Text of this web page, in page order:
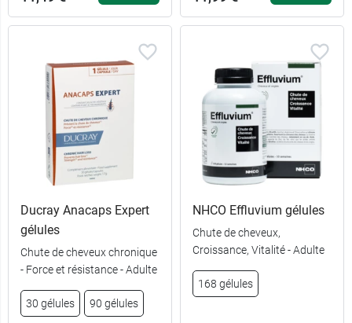
60
Ducray Anacaps Expert
gélules
Chute de cheveux chronique
- Force et résistance - Adulte
30 gélules 90 gélules
NHCO Effluvium gélules
Chute de cheveux,
Croissance, Vitalité - Adulte
168 gélules